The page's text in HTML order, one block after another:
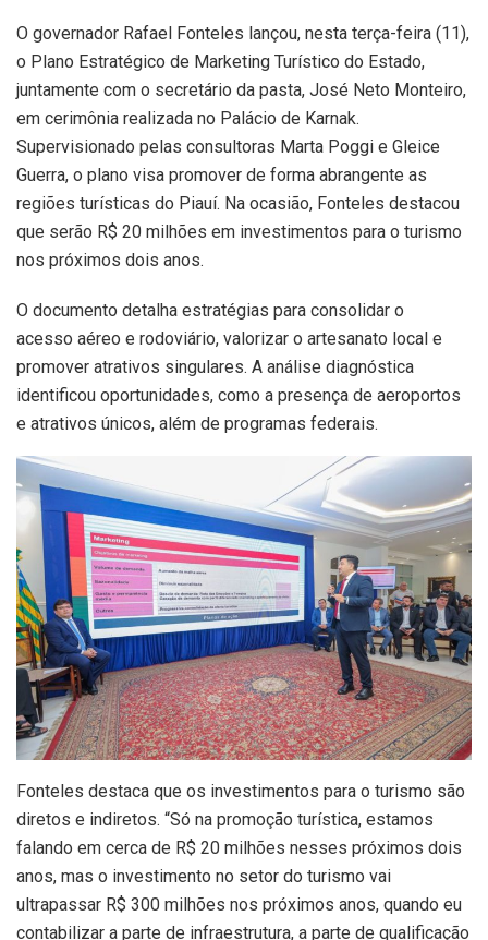
O governador Rafael Fonteles lançou, nesta terça-feira (11),
o Plano Estratégico de Marketing Turístico do Estado,
juntamente com o secretário da pasta, José Neto Monteiro,
em cerimônia realizada no Palácio de Karnak.
Supervisionado pelas consultoras Marta Poggi e Gleice
Guerra, o plano visa promover de forma abrangente as
regiões turísticas do Piauí. Na ocasião, Fonteles destacou
que serão R$ 20 milhões em investimentos para o turismo
nos próximos dois anos.
O documento detalha estratégias para consolidar o
acesso aéreo e rodoviário, valorizar o artesanato local e
promover atrativos singulares. A análise diagnóstica
identificou oportunidades, como a presença de aeroportos
e atrativos únicos, além de programas federais.
Fonteles destaca que os investimentos para o turismo são
diretos e indiretos. “Só na promoção turística, estamos
falando em cerca de R$ 20 milhões nesses próximos dois
anos, mas o investimento no setor do turismo vai
ultrapassar R$ 300 milhões nos próximos anos, quando eu
contabilizar a parte de infraestrutura, a parte de qualificação